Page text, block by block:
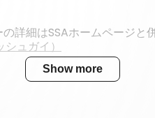
詳細はSSAホームページと
ュガイ）
Show more